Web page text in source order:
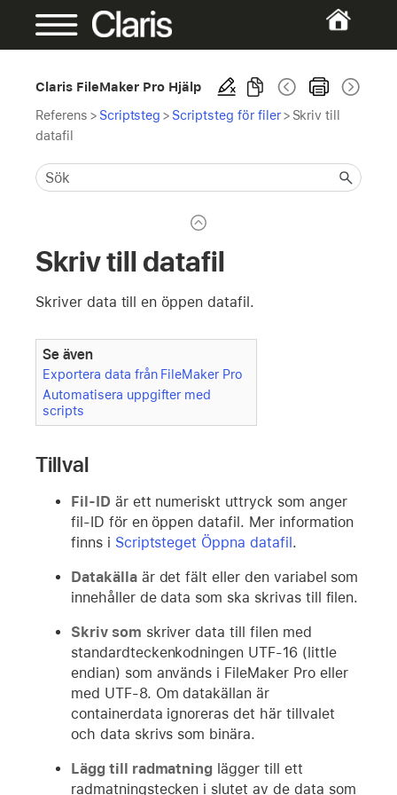
Claris FileMaker Pro Hjälp
Referens > Scriptsteg > Scriptsteg för filer > Skriv till
datafil
Skriv till datafil
Skriver data till en öppen datafil.
Se även
Exportera data från FileMaker Pro
Automatisera uppgifter med
scripts
Tillval
Fil-ID är ett numeriskt uttryck som anger
fil-ID för en öppen datafil. Mer information
finns i Scriptsteget Öppna datafil.
Datakällaär det fält eller den variabel som
innehåller de data som ska skrivas till filen.
Skriv som skriver data till filen med
standardteckenkodningen UTF-16 (little
endian) som används i FileMaker Pro eller
med UTF-8. Om datakällan är
containerdata ignoreras det här tillvalet
och data skrivs som binära.
Lägg till radmatning lägger till ett
radmatningstecken i slutet av de data som